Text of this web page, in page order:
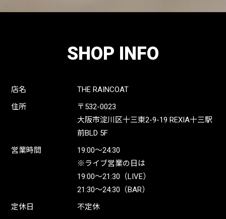
SHOP INFO
店名
THE RAINCOAT
住所
〒532-0023
大阪市淀川区十三東2-9-19 REXIA十三駅
前BLD 5F
営業時間
19:00〜24:30
※ライブ営業の日は
19:00〜21:30（LIVE）
21:30〜24:30（BAR）
定休日
不定休